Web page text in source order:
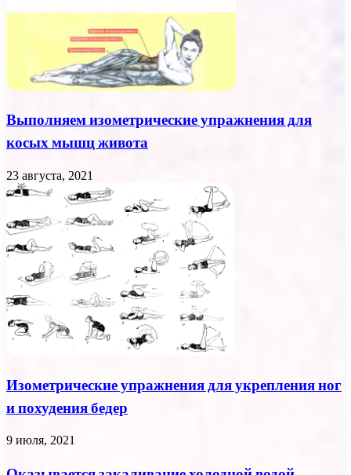
Выполняем изометрические упражнения для
косых мышц живота
23 августа, 2021
Изометрические упражнения для укрепления ног
и похудения бедер
9 июля, 2021